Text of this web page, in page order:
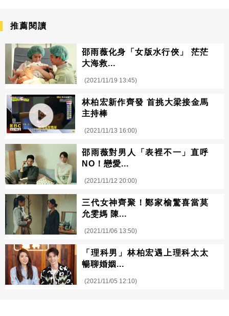
推薦閱讀
邵雨薇化身「女版水行俠」 茫茫
大海救...
(2021/11/19 13:45)
林柏宏新作齊發 首挑大梁接金馬
主持棒
(2021/11/13 16:00)
邵雨薇對男人「表裡不一」直呼
NO！戀愛...
(2021/11/12 20:00)
三代女神齊聚！鄭家榆驚喜當莫
允雯媽 陳...
(2021/11/06 13:50)
「理科男」林柏宏遇上理科太太
暢聊婚姻...
(2021/11/05 12:10)